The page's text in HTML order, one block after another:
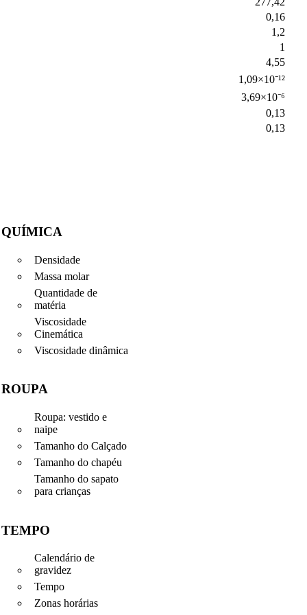
0,16
1,2
1
4,55
1,09×10⁻¹²
3,69×10⁻⁶
0,13
0,13
QUÍMICA
Densidade
Massa molar
Quantidade de
matéria
Viscosidade
Cinemática
Viscosidade dinâmica
ROUPA
Roupa: vestido e
naipe
Tamanho do Calçado
Tamanho do chapéu
Tamanho do sapato
para crianças
TEMPO
Calendário de
gravidez
Tempo
Zonas horárias